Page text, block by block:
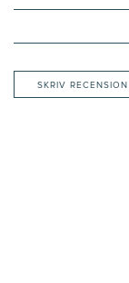
SKRIV RECENSION